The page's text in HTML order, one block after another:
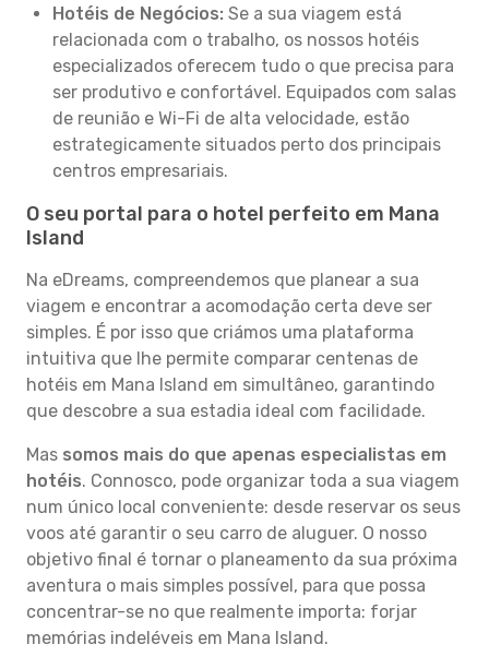
Hotéis de Negócios: Se a sua viagem está
relacionada com o trabalho, os nossos hotéis
especializados oferecem tudo o que precisa para
ser produtivo e confortável. Equipados com salas
de reunião e Wi-Fi de alta velocidade, estão
estrategicamente situados perto dos principais
centros empresariais.
O seu portal para o hotel perfeito em Mana
Island
Na eDreams, compreendemos que planear a sua
viagem e encontrar a acomodação certa deve ser
simples. É por isso que criámos uma plataforma
intuitiva que lhe permite comparar centenas de
hotéis em Mana Island em simultâneo, garantindo
que descobre a sua estadia ideal com facilidade.
Mas somos mais do que apenas especialistas em
hotéis. Connosco, pode organizar toda a sua viagem
num único local conveniente: desde reservar os seus
voos até garantir o seu carro de aluguer. O nosso
objetivo final é tornar o planeamento da sua próxima
aventura o mais simples possível, para que possa
concentrar-se no que realmente importa: forjar
memórias indeléveis em Mana Island.